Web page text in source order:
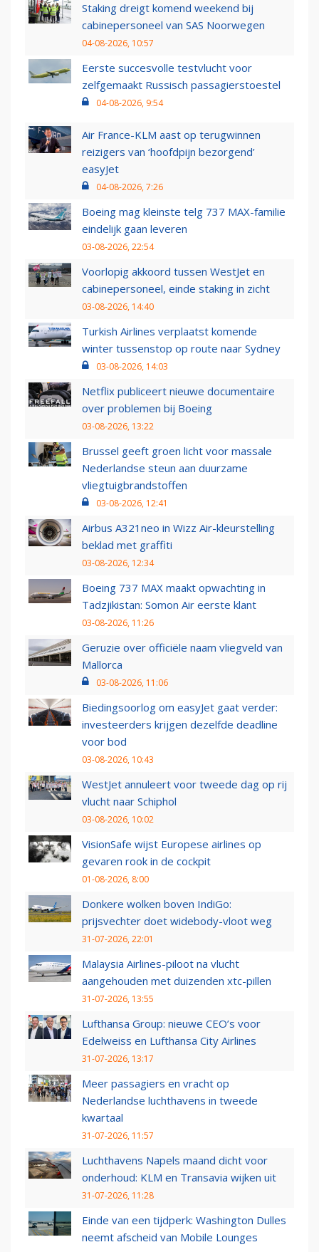
Staking dreigt komend weekend bij
cabinepersoneel van SAS Noorwegen
04-08-2026, 10:57
Eerste succesvolle testvlucht voor
zelfgemaakt Russisch passagierstoestel
04-08-2026, 9:54
Air France-KLM aast op terugwinnen
reizigers van ‘hoofdpijn bezorgend’
easyJet
04-08-2026, 7:26
Boeing mag kleinste telg 737 MAX-familie
eindelijk gaan leveren
03-08-2026, 22:54
Voorlopig akkoord tussen WestJet en
cabinepersoneel, einde staking in zicht
03-08-2026, 14:40
Turkish Airlines verplaatst komende
winter tussenstop op route naar Sydney
03-08-2026, 14:03
Netflix publiceert nieuwe documentaire
over problemen bij Boeing
03-08-2026, 13:22
Brussel geeft groen licht voor massale
Nederlandse steun aan duurzame
vliegtuigbrandstoffen
03-08-2026, 12:41
Airbus A321neo in Wizz Air-kleurstelling
beklad met graffiti
03-08-2026, 12:34
Boeing 737 MAX maakt opwachting in
Tadzjikistan: Somon Air eerste klant
03-08-2026, 11:26
Geruzie over officiële naam vliegveld van
Mallorca
03-08-2026, 11:06
Biedingsoorlog om easyJet gaat verder:
investeerders krijgen dezelfde deadline
voor bod
03-08-2026, 10:43
WestJet annuleert voor tweede dag op rij
vlucht naar Schiphol
03-08-2026, 10:02
VisionSafe wijst Europese airlines op
gevaren rook in de cockpit
01-08-2026, 8:00
Donkere wolken boven IndiGo:
prijsvechter doet widebody-vloot weg
31-07-2026, 22:01
Malaysia Airlines-piloot na vlucht
aangehouden met duizenden xtc-pillen
31-07-2026, 13:55
Lufthansa Group: nieuwe CEO’s voor
Edelweiss en Lufthansa City Airlines
31-07-2026, 13:17
Meer passagiers en vracht op
Nederlandse luchthavens in tweede
kwartaal
31-07-2026, 11:57
Luchthavens Napels maand dicht voor
onderhoud: KLM en Transavia wijken uit
31-07-2026, 11:28
Einde van een tijdperk: Washington Dulles
neemt afscheid van Mobile Lounges